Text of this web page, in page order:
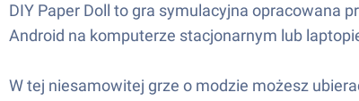
DIY Paper Doll to gra symulacyjna opracowana
Android na komputerze stacjonarnym lub
W tej niesamowitej grze o modzie możesz